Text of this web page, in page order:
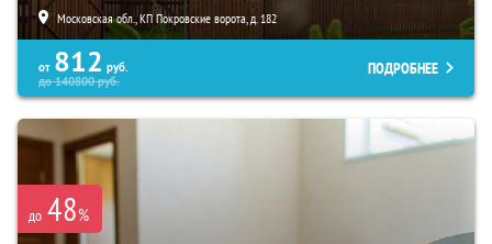
Московская обл., КП Покровские ворота, д. 182
от 812 руб.
до140800руб.
ПОДРОБНЕЕ
до 48%